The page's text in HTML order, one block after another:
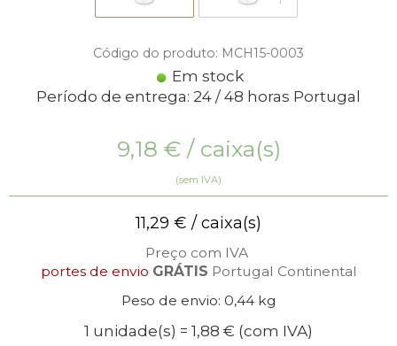
Código do produto: MCH15-0003
Em stock
Período de entrega: 24 / 48 horas Portugal
9,18 €/ caixa(s)
(sem IVA)
11,29 € / caixa(s)
Preço com IVA
portes de envio GRÁTIS Portugal Continental
Peso de envio: 0,44 kg
1 unidade(s) = 1,88 € (com IVA)